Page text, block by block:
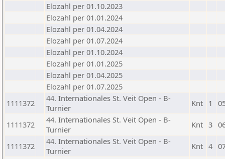
Elozahl per 01.10.2023
Elozahl per 01.01.2024
Elozahl per 01.04.2024
Elozahl per 01.07.2024
Elozahl per 01.10.2024
Elozahl per 01.01.2025
Elozahl per 01.04.2025
Elozahl per 01.07.2025
1111372
44. Internationales St. Veit Open - B-
Turnier
Knt 1
1111372
44. Internationales St. Veit Open - B-
Turnier
Knt 3
1111372
44. Internationales St. Veit Open - B-
Turnier
Knt 4